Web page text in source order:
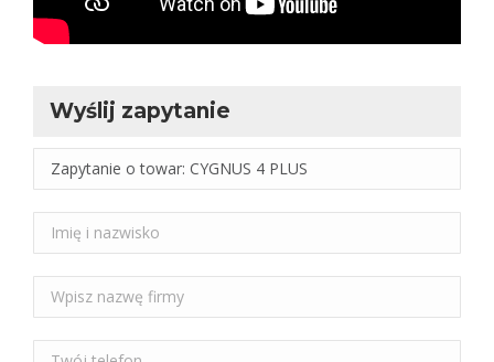
Wyślij zapytanie